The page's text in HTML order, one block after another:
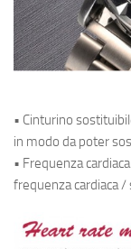
• Cinturino
in modo da poter
• Frequenza
frequenza cardiaca